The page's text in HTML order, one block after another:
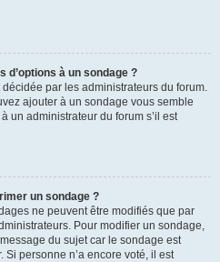
d’options à un sondage ?
décidée par les administrateurs du forum.
ajouter à un sondage vous semble
un administrateur du forum s’il est
un sondage ?
ne peuvent être modifiés que par
Pour modifier un sondage,
du sujet car le sondage est
personne n’a encore voté, il est